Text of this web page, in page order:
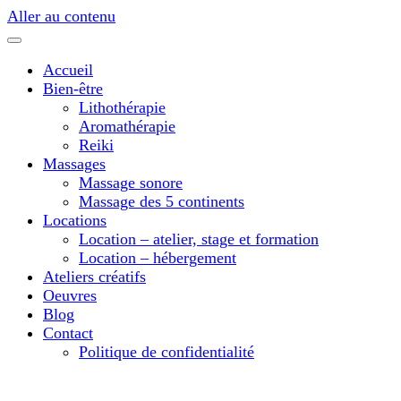
Aller au contenu
Accueil
Bien-être
Lithothérapie
Aromathérapie
Reiki
Massages
Massage sonore
Massage des 5 continents
Locations
Location – atelier, stage et formation
Location – hébergement
Ateliers créatifs
Oeuvres
Blog
Contact
Politique de confidentialité